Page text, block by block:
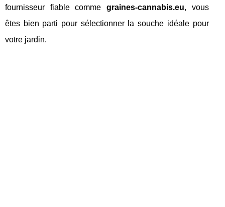
fournisseur fiable comme graines-cannabis.eu, vous
êtes bien parti pour sélectionner la souche idéale pour
votre jardin.